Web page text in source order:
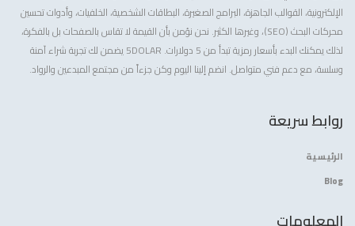
الإلكترونية، القوالب الجاهزة، البرامج الصغيرة، البطاقات الشخصية، الخلفيات، وأدوات تحسين
محركات البحث (SEO)، وغيرها الكثير. نحن نؤمن بأن القيمة لا تقاس بالصفحات بل بالفكرة،
لذلك يمكنك البدء بأسعار رمزية تبدأ من 5 دولارات. 5DOLAR يضمن لك تجربة شراء آمنة
وسلسة، مع دعم فني متواصل. انضم إلينا اليوم وكن جزءاً من مجتمع المبدعين والرواد.
روابط سريعة
الرئيسية
Blog